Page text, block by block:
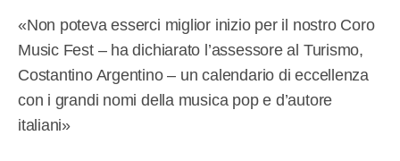
«Non poteva esserci miglior inizio per il nostro Coro
Music Fest – ha dichiarato l’assessore al Turismo,
Costantino Argentino – un calendario di eccellenza
con i grandi nomi della musica pop e d’autore
italiani»